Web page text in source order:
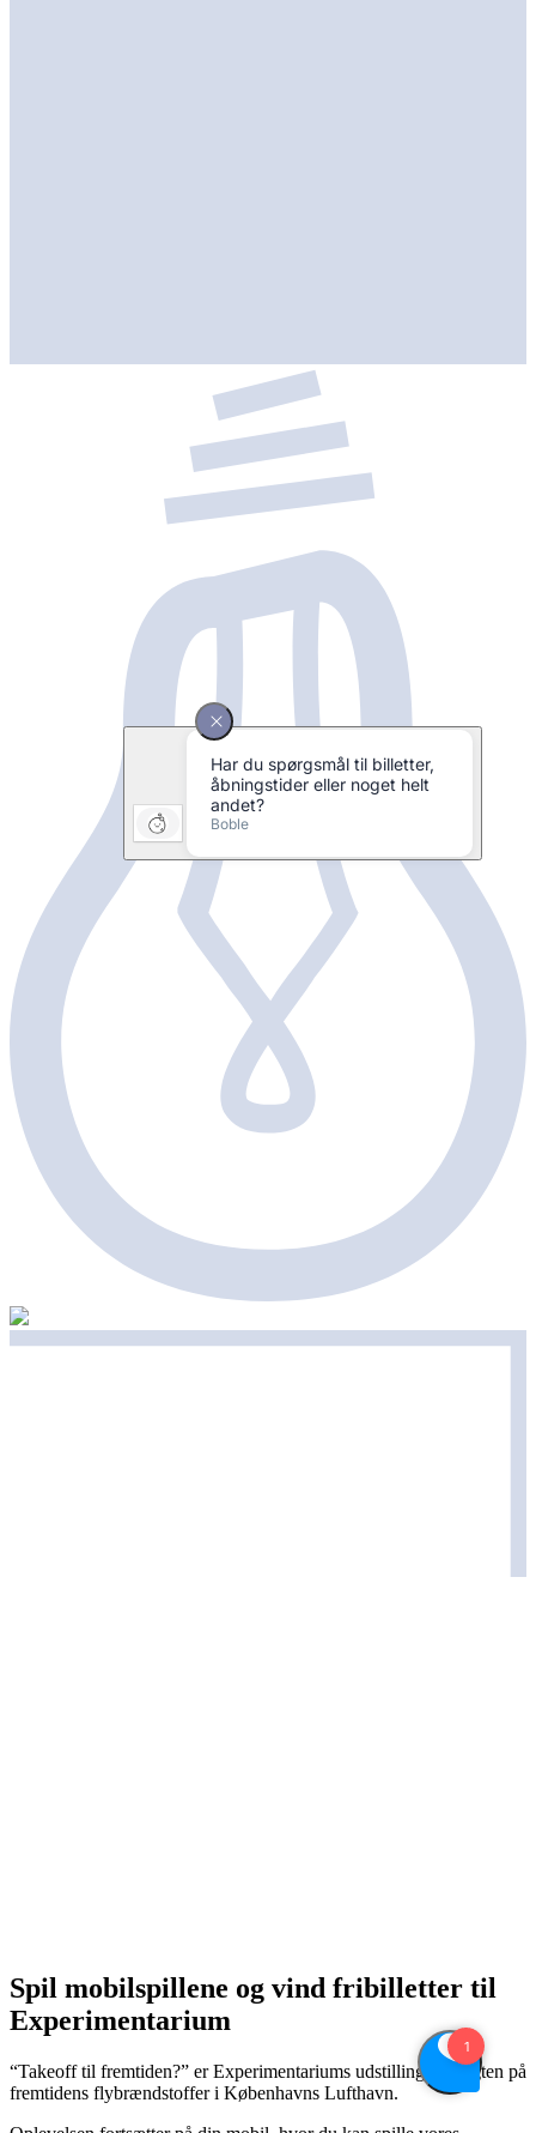
Spil mobilspillene og vind fribilletter til
Experimentarium
“Takeoff til fremtiden?” er Experimentariums udstilling om jagten på
fremtidens flybrændstoffer i Københavns Lufthavn.